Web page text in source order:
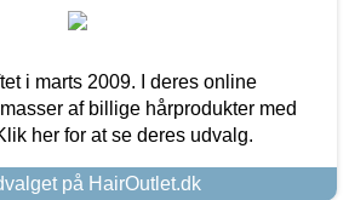
i marts 2009. I deres online
af billige hårprodukter med
her for at se deres udvalg.
på HairOutlet.dk